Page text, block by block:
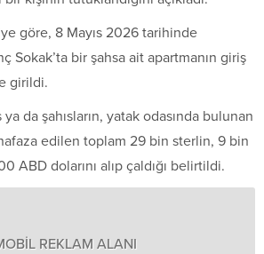
göre, 8 Mayıs 2026 tarihinde
Sokak’ta bir şahsa ait apartmanın giriş
girildi.
da şahısların, yatak odasında bulunan
edilen toplam 29 bin sterlin, 9 bin
ABD dolarını alıp çaldığı belirtildi.
REKLAM ALANI